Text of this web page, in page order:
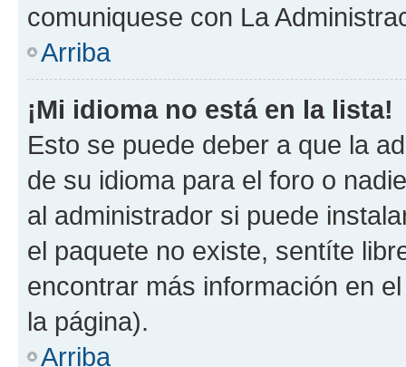
comuniquese con La
Arriba
¡Mi idioma no está en la lista!
Esto se puede deber a que la
de su idioma para el foro o
al administrador si puede
el paquete no existe, sentíte
encontrar más información en
la página).
Arriba